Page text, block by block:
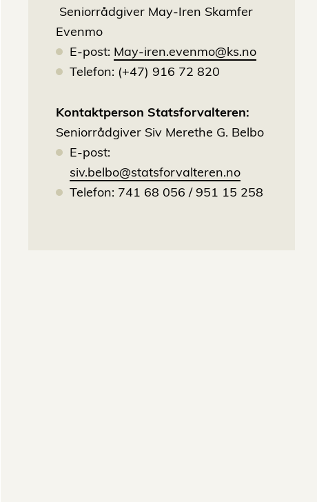
Seniorrådgiver May-Iren Skamfer
Evenmo
E-post: May-iren.evenmo@ks.no
Telefon: (+47) 916 72 820
Kontaktperson Statsforvalteren:
Seniorrådgiver Siv Merethe G. Belbo
E-post:
siv.belbo@statsforvalteren.no
Telefon: 741 68 056 / 951 15 258